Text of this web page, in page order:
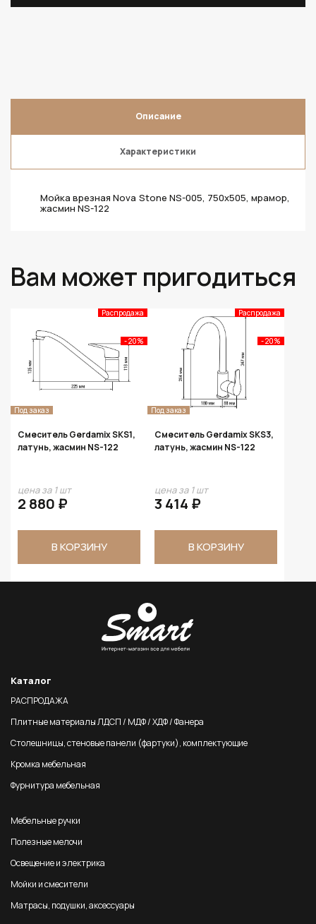
Описание
Характеристики
Мойка врезная Nova Stone NS-005, 750х505, мрамор,
жасмин NS-122
Вам может пригодиться
Под заказ
Распродажа
- 20%
Смеситель Gerdamix SKS1,
латунь, жасмин NS-122
цена за 1 шт
2 880 ₽
В КОРЗИНУ
Под заказ
Распродажа
- 20%
Смеситель Gerdamix SKS3,
латунь, жасмин NS-122
цена за 1 шт
3 414 ₽
В КОРЗИНУ
Каталог
РАСПРОДАЖА
Плитные материалы ЛДСП / МДФ / ХДФ / Фанера
Столешницы, стеновые панели (фартуки), комплектующие
Кромка мебельная
Фурнитура мебельная
Мебельные ручки
Полезные мелочи
Освещение и электрика
Мойки и смесители
Матрасы, подушки, аксессуары